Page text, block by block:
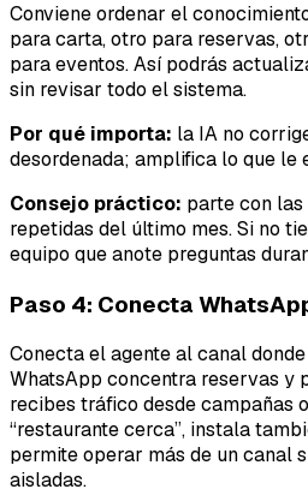
Conviene ordenar el
para carta, otro para reservas,
para eventos. Así podrás
sin revisar todo el sistema.
Por qué importa: la IA no
desordenada; amplifica lo que le
Consejo práctico: parte con
repetidas del último mes. Si no
equipo que anote preguntas
Paso 4: Conecta
Conecta el agente al canal
WhatsApp concentra reservas y
recibes tráfico desde campañas
“restaurante cerca”, instala
permite operar más de un canal
aisladas.